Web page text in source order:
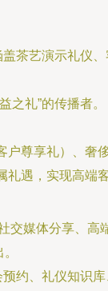
茶艺演示礼仪
之礼”的传播者。
尊享礼）、奢
遇，实现高端
交媒体分享、
约、礼仪知识